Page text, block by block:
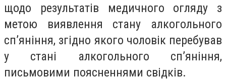
щодо результатів медичного огляду з
метою виявлення стану алкогольного
сп’яніння, згідно якого чоловік перебував
у стані алкогольного сп’яніння,
письмовими поясненнями свідків.